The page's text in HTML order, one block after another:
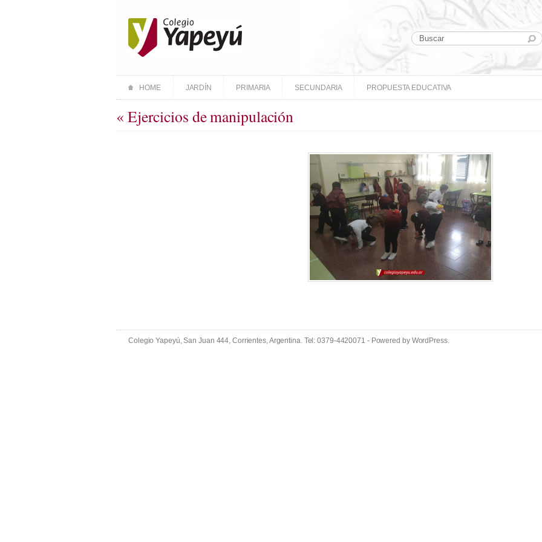
HOME JARDÍN PRIMARIA SECUNDARIA PROPUESTA EDUCATIVA
« Ejercicios de manipulación
Colegio Yapeyú, San Juan 444, Corrientes, Argentina. Tel: 0379-4420071 - Powered by WordPress.